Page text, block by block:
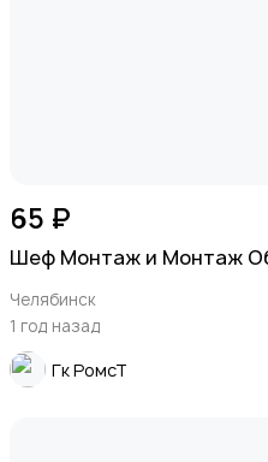
65 ₽
Шеф Монтаж и Монтаж
Челябинск
1 год назад
Гк РомсТ